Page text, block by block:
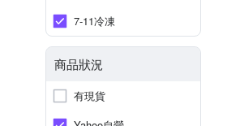
7-11冷凍
商品狀況
有現貨